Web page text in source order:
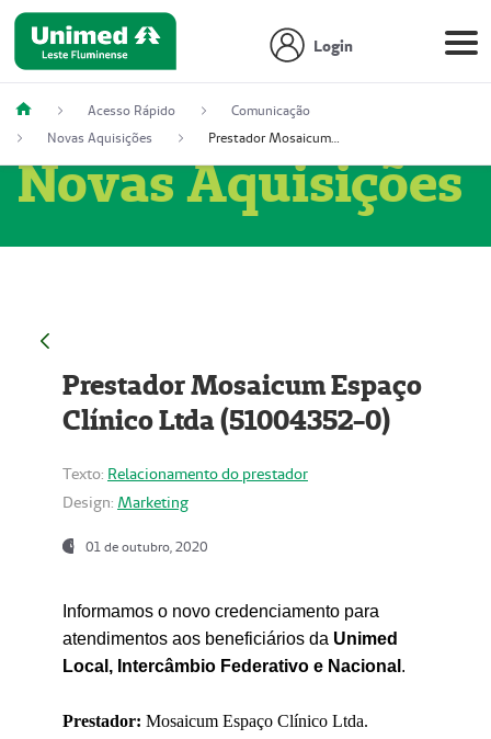
Login
Acesso Rápido
Comunicação
Novas Aquisições
Prestador Mosaicum Espaço Clínico Ltda (51004352-0)
Novas Aquisições
Prestador Mosaicum Espaço
Clínico Ltda (51004352-0)
Texto: Relacionamento do prestador
Design: Marketing
01 de outubro, 2020
Informamos o novo credenciamento para
atendimentos aos beneficiários da Unimed
Local, Intercâmbio Federativo e Nacional .
Prestador: Mosaicum Espaço Clínico Ltda.